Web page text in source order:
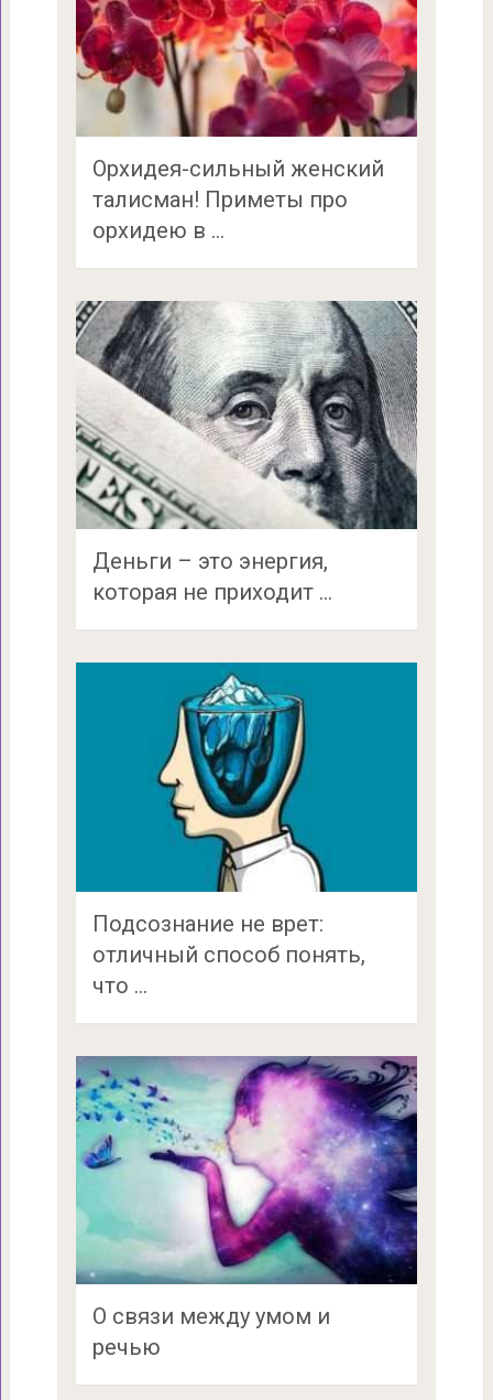
Орхидея-сильный женский
талисман! Приметы про
орхидею в …
Деньги – это энергия,
которая не приходит …
Подсознание не врет:
отличный способ понять,
что …
О связи между умом и
речью